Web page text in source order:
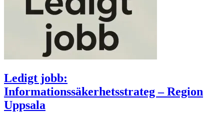
Ledigt jobb:
Informationssäkerhetsstrateg – Region
Uppsala